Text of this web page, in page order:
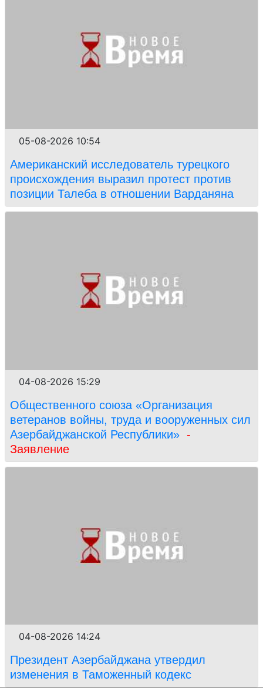
05-08-2026 10:54
Американский исследователь турецкого
происхождения выразил протест против
позиции Талеба в отношении Варданяна
04-08-2026 15:29
Общественного союза «Организация
ветеранов войны, труда и вооруженных сил
Азербайджанской Республики» -
Заявление
04-08-2026 14:24
Президент Азербайджана утвердил
изменения в Таможенный кодекс